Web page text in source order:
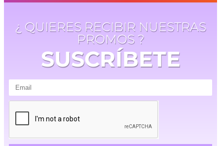
¿ QUIERES RECIBIR NUESTRAS
PROMOS ?
SUSCRÍBETE